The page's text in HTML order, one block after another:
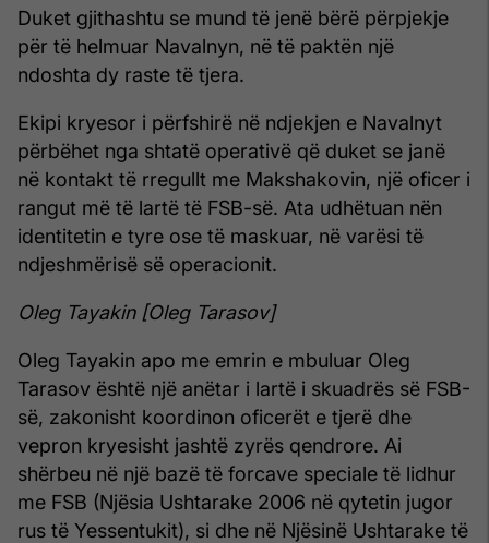
Duket gjithashtu se mund të jenë bërë përpjekje
për të helmuar Navalnyn, në të paktën një
ndoshta dy raste të tjera.
Ekipi kryesor i përfshirë në ndjekjen e Navalnyt
përbëhet nga shtatë operativë që duket se janë
në kontakt të rregullt me ​​Makshakovin, një oficer i
rangut më të lartë të FSB-së. Ata udhëtuan nën
identitetin e tyre ose të maskuar, në varësi të
ndjeshmërisë së operacionit.
Oleg Tayakin [Oleg Tarasov]
Oleg Tayakin apo me emrin e mbuluar Oleg
Tarasov është një anëtar i lartë i skuadrës së FSB-
së, zakonisht koordinon oficerët e tjerë dhe
vepron kryesisht jashtë zyrës qendrore. Ai
shërbeu në një bazë të forcave speciale të lidhur
me FSB (Njësia Ushtarake 2006 në qytetin jugor
rus të Yessentukit), si dhe në Njësinë Ushtarake të